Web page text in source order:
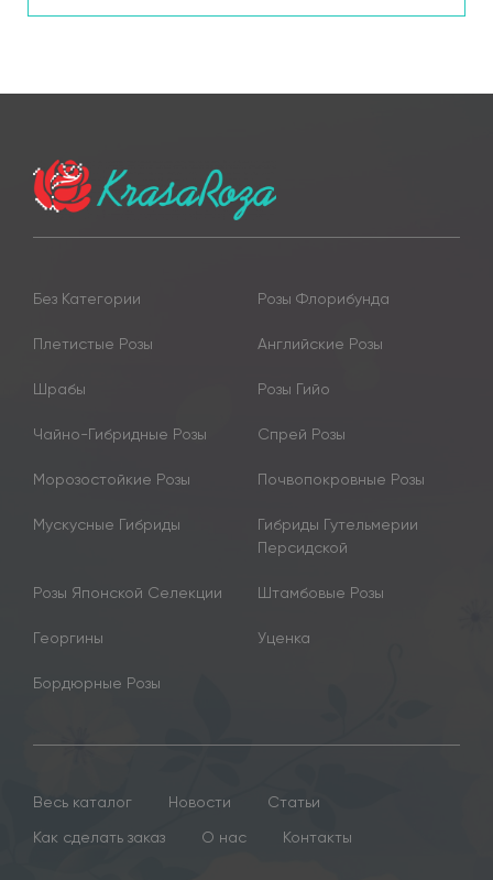
Без Категории Розы Флорибунда
Плетистые Розы Английские Розы
Шрабы Розы Гийо
Чайно-Гибридные Розы Спрей Розы
Морозостойкие Розы Почвопокровные Розы
Мускусные Гибриды
Гибриды Гутельмерии
Персидской
Розы Японской Селекции Штамбовые Розы
Георгины Уценка
Бордюрные Розы
Весь каталог Новости
Статьи
Как сделать заказ
О нас Контакты